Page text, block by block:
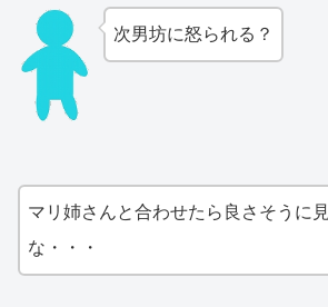
次男坊に怒られる？
マリ姉さんと合わせたら良さそうに
な・・・